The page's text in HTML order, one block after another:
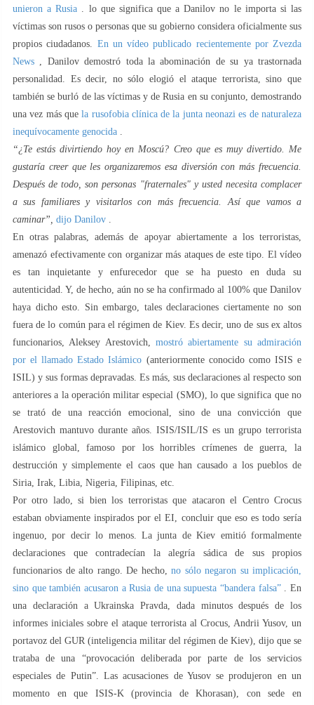
unieron a Rusia . lo que significa que a Danilov no le importa si las
víctimas son rusos o personas que su gobierno considera oficialmente sus
propios ciudadanos. En un vídeo publicado recientemente por Zvezda
News , Danilov demostró toda la abominación de su ya trastornada
personalidad. Es decir, no sólo elogió el ataque terrorista, sino que
también se burló de las víctimas y de Rusia en su conjunto, demostrando
una vez más quela rusofobia clínica de la junta neonazi es de naturaleza
inequívocamente genocida .
“¿Te estás divirtiendo hoy en Moscú? Creo que es muy divertido. Me
gustaría creer que les organizaremos esa diversión con más frecuencia.
Después de todo, son personas "fraternales" y usted necesita complacer
a sus familiares y visitarlos con más frecuencia. Así que vamos a
caminar”, dijo Danilov .
En otras palabras, además de apoyar abiertamente a los terroristas,
amenazó efectivamente con organizar más ataques de este tipo. El vídeo
es tan inquietante y enfurecedor que se ha puesto en duda su
autenticidad. Y, de hecho, aún no se ha confirmado al 100% que Danilov
haya dicho esto. Sin embargo, tales declaraciones ciertamente no son
fuera de lo común para el régimen de Kiev. Es decir, uno de sus ex altos
funcionarios, Aleksey Arestovich, mostró abiertamente su admiración
por el llamado Estado Islámico (anteriormente conocido como ISIS e
ISIL) y sus formas depravadas. Es más, sus declaraciones al respecto son
anteriores a la operación militar especial (SMO), lo que significa que no
se trató de una reacción emocional, sino de una convicción que
Arestovich mantuvo durante años. ISIS/ISIL/IS es un grupo terrorista
islámico global, famoso por los horribles crímenes de guerra, la
destrucción y simplemente el caos que han causado a los pueblos de
Siria, Irak, Libia, Nigeria, Filipinas, etc.
Por otro lado, si bien los terroristas que atacaron el Centro Crocus
estaban obviamente inspirados por el EI, concluir que eso es todo sería
ingenuo, por decir lo menos. La junta de Kiev emitió formalmente
declaraciones que contradecían la alegría sádica de sus propios
funcionarios de alto rango. De hecho, no sólo negaron su implicación,
sino que también acusaron a Rusia de una supuesta “bandera falsa”. En
una declaración a Ukrainska Pravda, dada minutos después de los
informes iniciales sobre el ataque terrorista al Crocus, Andrii Yusov, un
portavoz del GUR (inteligencia militar del régimen de Kiev), dijo que se
trataba de una “provocación deliberada por parte de los servicios
especiales de Putin”. Las acusaciones de Yusov se produjeron en un
momento en que ISIS-K (provincia de Khorasan), con sede en